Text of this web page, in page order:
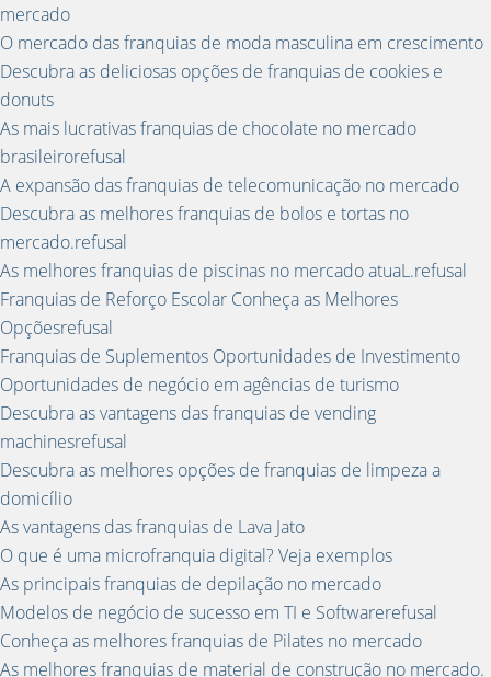
mercado
O mercado das franquias de moda masculina em crescimento
Descubra as deliciosas opções de franquias de cookies e
donuts
As mais lucrativas franquias de chocolate no mercado
brasileirorefusal
A expansão das franquias de telecomunicação no mercado
Descubra as melhores franquias de bolos e tortas no
mercado.refusal
As melhores franquias de piscinas no mercado atuaL.refusal
Franquias de Reforço Escolar Conheça as Melhores
Opçõesrefusal
Franquias de Suplementos Oportunidades de Investimento
Oportunidades de negócio em agências de turismo
Descubra as vantagens das franquias de vending
machinesrefusal
Descubra as melhores opções de franquias de limpeza a
domicílio
As vantagens das franquias de Lava Jato
O que é uma microfranquia digital? Veja exemplos
As principais franquias de depilação no mercado
Modelos de negócio de sucesso em TI e Softwarerefusal
Conheça as melhores franquias de Pilates no mercado
As melhores franquias de material de construção no mercado.